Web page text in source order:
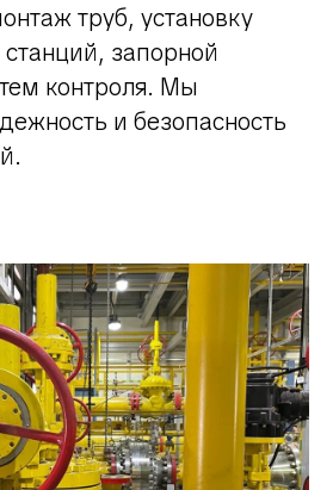
труб, установку
запорной
контроля. Мы
и безопасность